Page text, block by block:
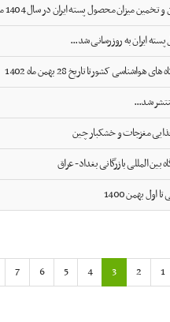
میزان محصول پسته ایران در سال 1404 منتشر شد...
ایران به روزرسانی شد...
کشورتا تاریخ 28 بهمن ماه 1402
مغزجات و خشکبار چین
المللی بازرگانی بغداد- عراق
اول بهمن 1400
1
2
3
4
5
6
7